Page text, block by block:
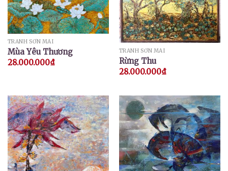
TRANH SƠN MÀI
Mùa Yêu Thương
28.000.000₫
TRANH SƠN MÀI
Rừng Thu
28.000.000₫